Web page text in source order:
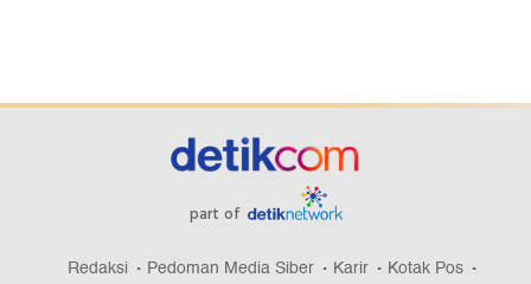
part of
Redaksi Pedoman Media Siber Karir
Kotak Pos